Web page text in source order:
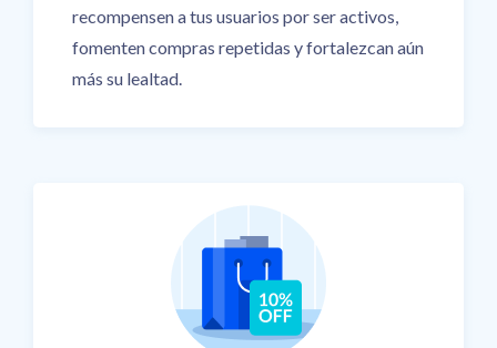
recompensen a tus usuarios por ser activos,
fomenten compras repetidas y fortalezcan aún
más su lealtad.